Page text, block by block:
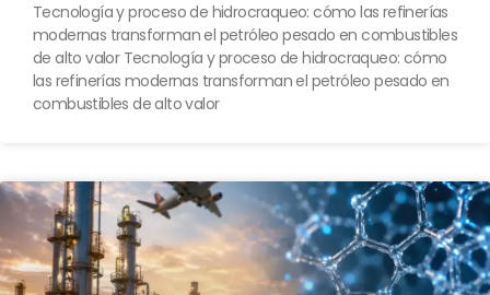
Tecnología y proceso de hidrocraqueo: cómo las refinerías
modernas transforman el petróleo pesado en combustibles
de alto valor Tecnología y proceso de hidrocraqueo: cómo
las refinerías modernas transforman el petróleo pesado en
combustibles de alto valor